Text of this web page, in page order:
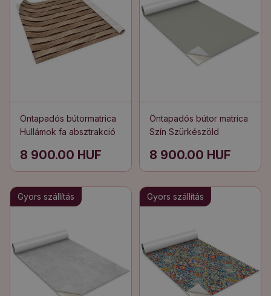
Öntapadós bútormatrica
Hullámok fa absztrakció
8 900.00 HUF
Öntapadós bútor matrica
Szín Szürkészöld
8 900.00 HUF
Gyors szállítás Gyors szállítás